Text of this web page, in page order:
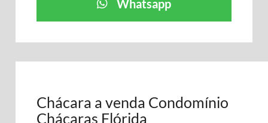
Whatsapp
Chácara a venda Condomínio
Chácaras Flórida